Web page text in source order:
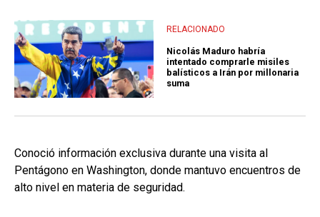
RELACIONADO
Nicolás Maduro habría
intentado comprarle misiles
balísticos a Irán por millonaria
suma
Conoció información exclusiva durante una visita al
Pentágono en Washington, donde mantuvo encuentros de
alto nivel en materia de seguridad.